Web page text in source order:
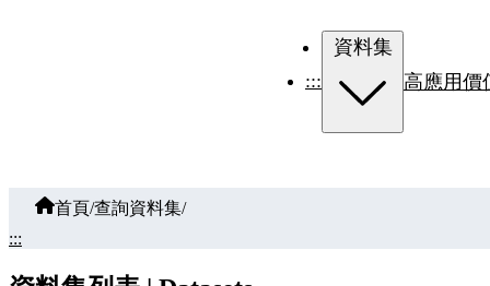
:::
資料集
高應用價
首頁/查詢資料集/
:::